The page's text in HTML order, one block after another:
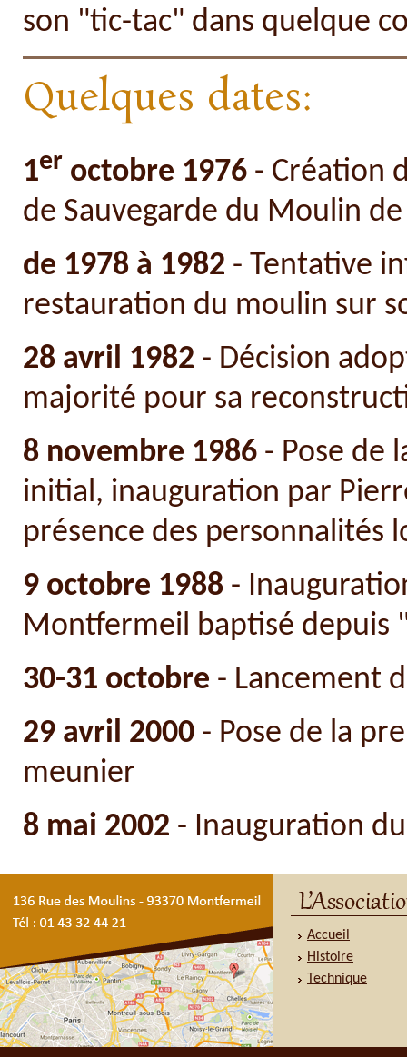
son "tic-tac" dans quelque
Quelques dates:
1er octobre 1976 - Création
de Sauvegarde du Moulin
de 1978 à 1982 - Tentative
restauration du moulin sur
28 avril 1982 - Décision
majorité pour sa
8 novembre 1986 - Pose de
initial, inauguration par
présence des personnalités
9 octobre 1988 -
Montfermeil baptisé depuis
30-31 octobre - Lancement
29 avril 2000 - Pose de la
meunier
8 mai 2002 - Inauguration
Accueil
Histoire
Technique